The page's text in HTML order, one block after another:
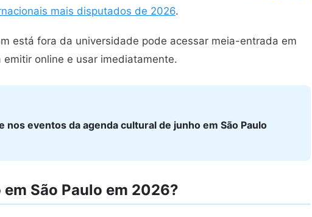
mais disputados de 2026.
está fora da universidade pode acessar meia-entrada em
online e usar imediatamente.
nos eventos da agenda cultural de junho em São Paulo
São Paulo em 2026?